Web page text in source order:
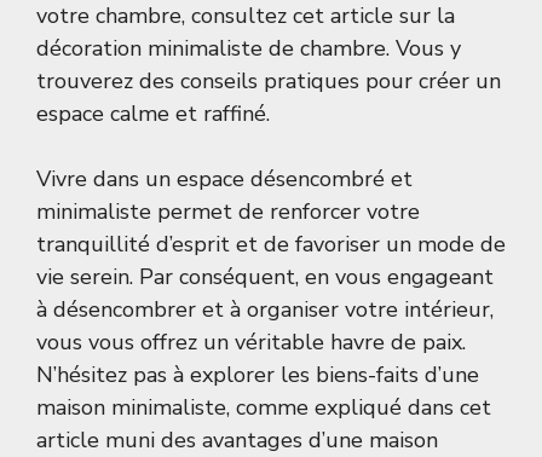
votre chambre, consultez cet article sur la
décoration minimaliste de chambre. Vous y
trouverez des conseils pratiques pour créer un
espace calme et raffiné.
Vivre dans un espace désencombré et
minimaliste permet de renforcer votre
tranquillité d’esprit et de favoriser un mode de
vie serein. Par conséquent, en vous engageant
à désencombrer et à organiser votre intérieur,
vous vous offrez un véritable havre de paix.
N’hésitez pas à explorer les biens-faits d’une
maison minimaliste, comme expliqué dans cet
article muni des avantages d’une maison